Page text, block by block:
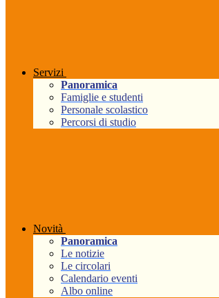
Servizi
Panoramica
Famiglie e studenti
Personale scolastico
Percorsi di studio
Novità
Panoramica
Le notizie
Le circolari
Calendario eventi
Albo online